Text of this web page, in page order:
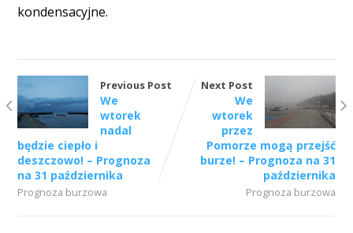
kondensacyjne.
Previous Post
We
wtorek
nadal
będzie ciepło i
deszczowo! – Prognoza
na 31 października
Prognoza burzowa
Next Post
We
wtorek
przez
Pomorze mogą przejść
burze! – Prognoza na 31
października
Prognoza burzowa